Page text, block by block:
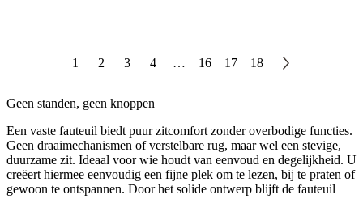
1 2 3 4 … 16 17 18
Geen standen, geen knoppen
Een vaste fauteuil biedt puur zitcomfort zonder overbodige functies.
Geen draaimechanismen of verstelbare rug, maar wel een stevige,
duurzame zit. Ideaal voor wie houdt van eenvoud en degelijkheid. U
creëert hiermee eenvoudig een fijne plek om te lezen, bij te praten of
gewoon te ontspannen. Door het solide ontwerp blijft de fauteuil